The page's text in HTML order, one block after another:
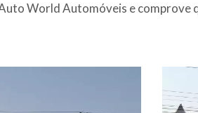
World Automóveis e comprove